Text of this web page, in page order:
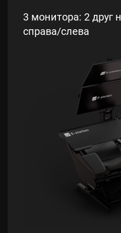
3 монитора: 2 друг
справа/слева